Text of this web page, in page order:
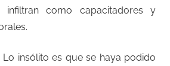
infiltran como capacitadores y
insólito es que se haya podido